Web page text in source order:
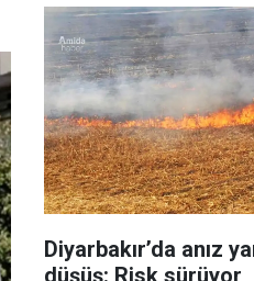
Diyarbakır’da anız
düşüş: Risk sürüyor